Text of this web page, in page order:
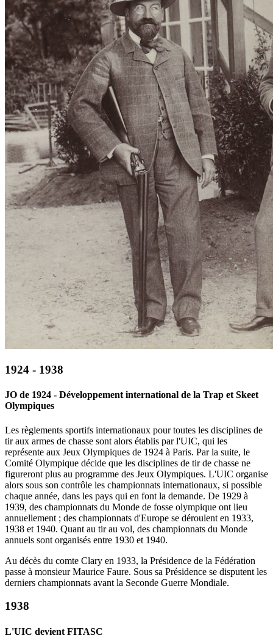
1924 - 1938
JO de 1924 - Développement international de la Trap et Skeet
Olympiques
Les règlements sportifs internationaux pour toutes les disciplines de
tir aux armes de chasse sont alors établis par l'UIC, qui les
représente aux Jeux Olympiques de 1924 à Paris. Par la suite, le
Comité Olympique décide que les disciplines de tir de chasse ne
figureront plus au programme des Jeux Olympiques. L'UIC organise
alors sous son contrôle les championnats internationaux, si possible
chaque année, dans les pays qui en font la demande. De 1929 à
1939, des championnats du Monde de fosse olympique ont lieu
annuellement ; des championnats d'Europe se déroulent en 1933,
1938 et 1940. Quant au tir au vol, des championnats du Monde
annuels sont organisés entre 1930 et 1940.
Au décès du comte Clary en 1933, la Présidence de la Fédération
passe à monsieur Maurice Faure. Sous sa Présidence se disputent les
derniers championnats avant la Seconde Guerre Mondiale.
1938
L'UIC devient FITASC